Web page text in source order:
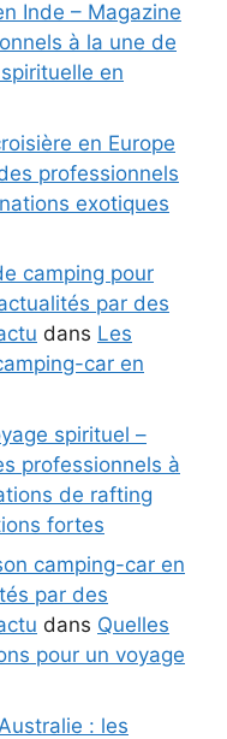
Inde – Magazine
à la une de
en
en Europe
professionnels
exotiques
camping pour
par des
dans Les
car en
spirituel –
professionnels à
de rafting
fortes
camping-car en
par des
dans Quelles
pour un voyage
: les